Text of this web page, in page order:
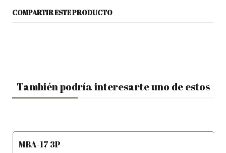
COMPARTIR ESTE PRODUCTO
También podría interesarte uno de estos
MBA-17 3P